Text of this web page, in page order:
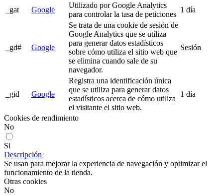
_gat Google
Utilizado por Google Analytics
para controlar la tasa de peticiones
1 día
_gd# Google
Se trata de una cookie de sesión de
Google Analytics que se utiliza
para generar datos estadísticos
sobre cómo utiliza el sitio web que
se elimina cuando sale de su
navegador.
Sesión
_gid Google
Registra una identificación única
que se utiliza para generar datos
estadísticos acerca de cómo utiliza
el visitante el sitio web.
1 día
Cookies de rendimiento
No
Si
Descripción
Se usan para mejorar la experiencia de navegación y optimizar el
funcionamiento de la tienda.
Otras cookies
No